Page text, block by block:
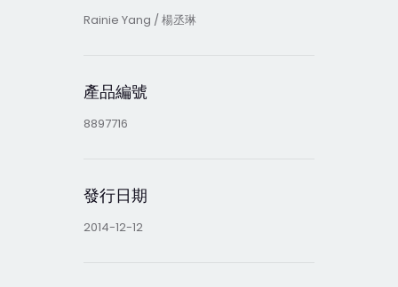
Rainie Yang / 楊丞琳
產品編號
8897716
發行日期
2014-12-12